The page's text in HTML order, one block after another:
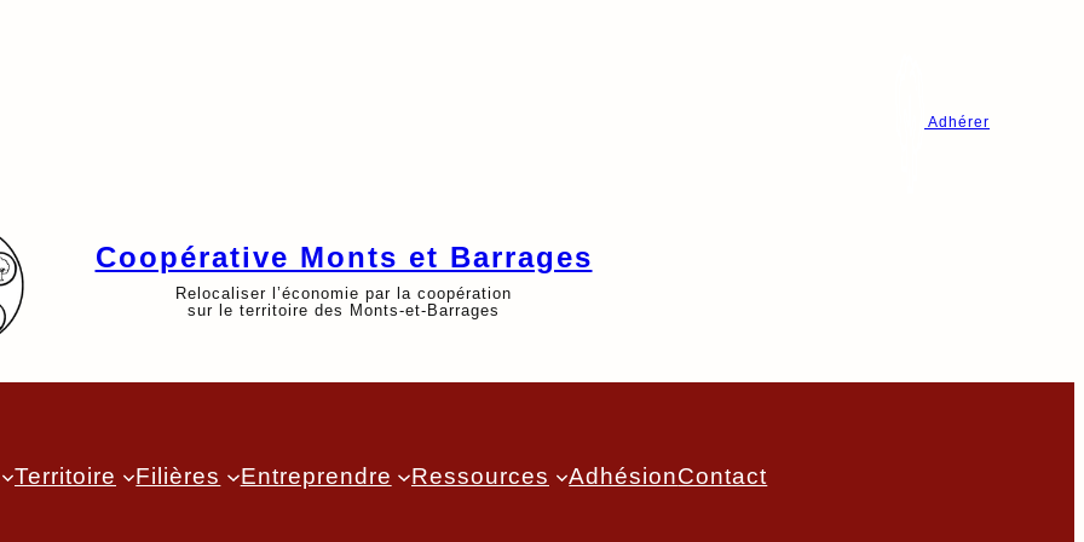
Adhérer
Coopérative Monts et Barrages
Relocaliser l’économie par la coopération
sur le territoire des Monts-et-Barrages
Territoire Filières Entreprendre Ressources AdhésionContact